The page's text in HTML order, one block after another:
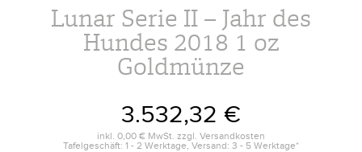
Lunar Serie II – Jahr des
Hundes 2018 1 oz
Goldmünze
3.532,32 €
inkl. 0,00 € MwSt. zzgl. Versandkosten
Tafelgeschäft: 1 - 2 Werktage, Versand: 3 - 5 Werktage*